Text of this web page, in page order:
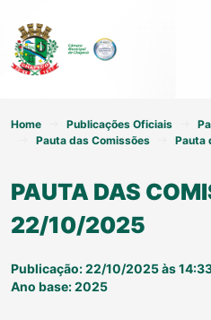
Home Publicações Oficiais
Pauta das Comissões
Pauta
PAUTA DAS
22/10/2025
Publicação: 22/10/2025 às
Ano base: 2025